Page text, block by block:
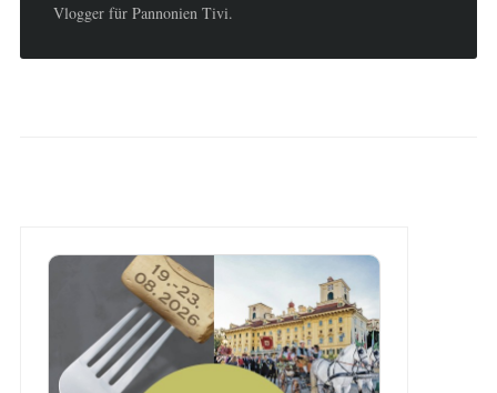
Vlogger für Pannonien Tivi.